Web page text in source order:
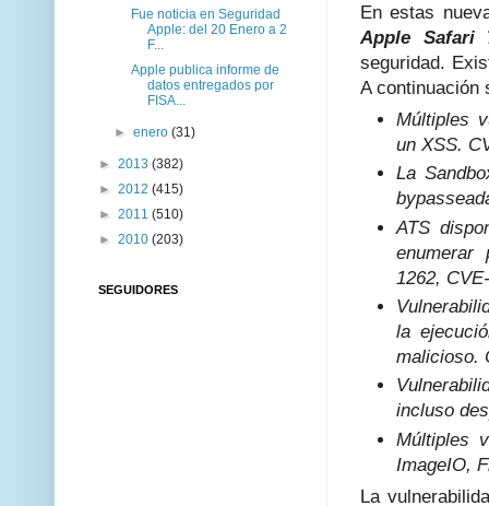
En estas
Apple Safari
seguridad.
A continuación
Múltiples
un XSS.
La
ATS
enumerar
1262,
la
malicioso.
incluso
Múltiples
ImageIO,
La
Fue noticia en Seguridad
Apple: del 20 Enero a 2
F...
Apple publica informe de
datos entregados por
FISA...
►enero(31)
► 2013 (382)
► 2012 (415)
► 2011 (510)
► 2010 (203)
SEGUIDORES